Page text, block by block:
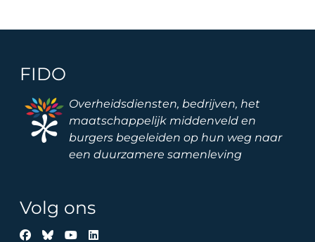
FIDO
Image
Overheidsdiensten, bedrijven, het
maatschappelijk middenveld en
burgers begeleiden op hun weg naar
een duurzamere samenleving
Volg ons